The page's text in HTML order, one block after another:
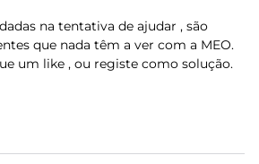
na tentativa de ajudar , são
que nada têm a ver com a MEO.
um like , ou registe como solução.